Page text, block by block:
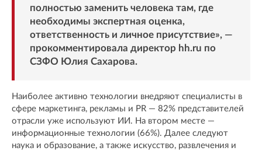
полностью заменить человека там, где
необходимы экспертная оценка,
ответственность и личное присутствие», —
прокомментировала директор hh.ru по
СЗФО Юлия Сахарова.
Наиболее активно технологии внедряют специалисты в
сфере маркетинга, рекламы и PR — 82% представителей
отрасли уже используют ИИ. На втором месте —
информационные технологии (66%). Далее следуют
наука и образование, а также искусство, развлечения и